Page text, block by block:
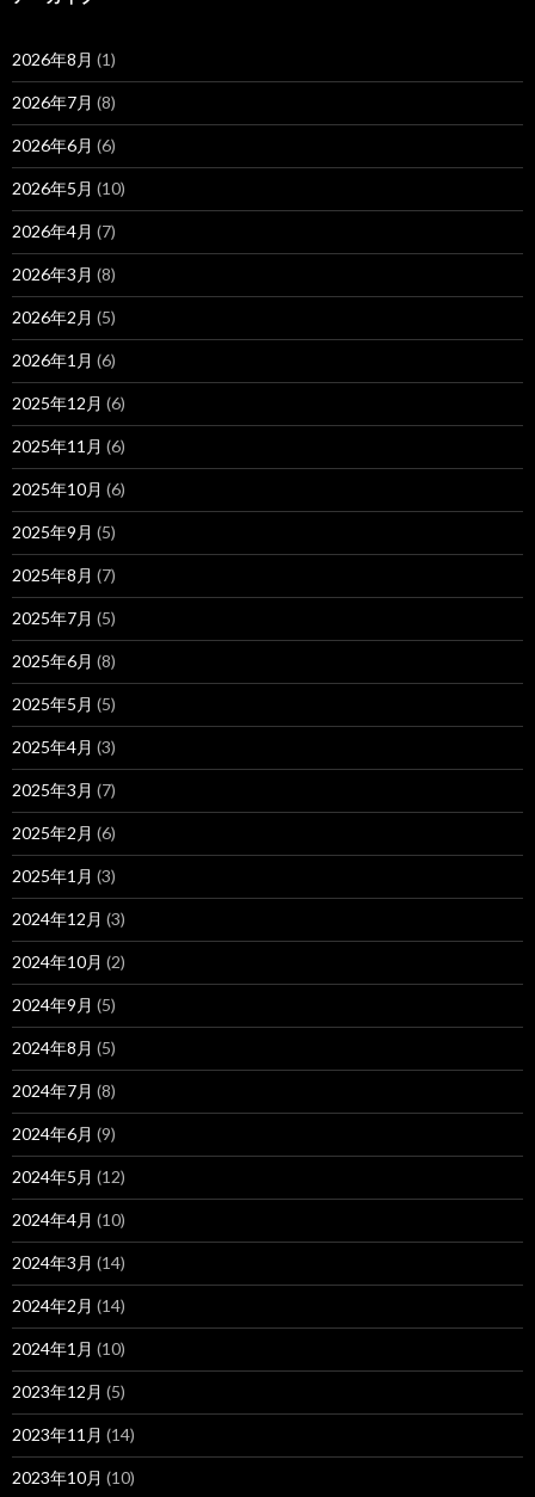
2026年8月 (1)
2026年7月 (8)
2026年6月 (6)
2026年5月 (10)
2026年4月 (7)
2026年3月 (8)
2026年2月 (5)
2026年1月 (6)
2025年12月 (6)
2025年11月 (6)
2025年10月 (6)
2025年9月 (5)
2025年8月 (7)
2025年7月 (5)
2025年6月 (8)
2025年5月 (5)
2025年4月 (3)
2025年3月 (7)
2025年2月 (6)
2025年1月 (3)
2024年12月 (3)
2024年10月 (2)
2024年9月 (5)
2024年8月 (5)
2024年7月 (8)
2024年6月 (9)
2024年5月 (12)
2024年4月 (10)
2024年3月 (14)
2024年2月 (14)
2024年1月 (10)
2023年12月 (5)
2023年11月 (14)
2023年10月 (10)